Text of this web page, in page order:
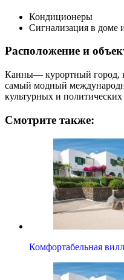
Кондиционеры
Сигнализация в доме
Расположение и
Канны— курортный город,
самый модный
культурных и
Смотрите также:
Комфортабельная